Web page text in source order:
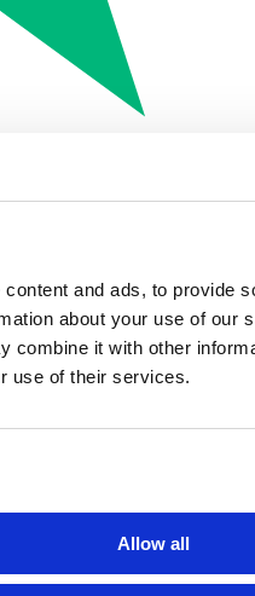
and ads, to provide
about your use of our
combine it with other
use of their services.
Allow all